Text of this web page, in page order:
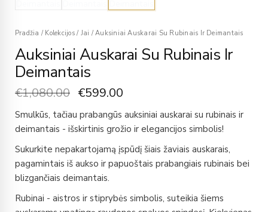
Pradžia / Kolekcijos / Jai /Auksiniai Auskarai Su Rubinais Ir Deimantais
Auksiniai Auskarai Su Rubinais Ir
Deimantais
€1,080.00 €599.00
Smulkūs, tačiau prabangūs auksiniai auskarai su rubinais ir
deimantais - išskirtinis grožio ir elegancijos simbolis!
Sukurkite nepakartojamą įspūdį šiais žaviais auskarais,
pagamintais iš aukso ir papuoštais prabangiais rubinais bei
blizgančiais deimantais.
Rubinai - aistros ir stiprybės simbolis, suteikia šiems